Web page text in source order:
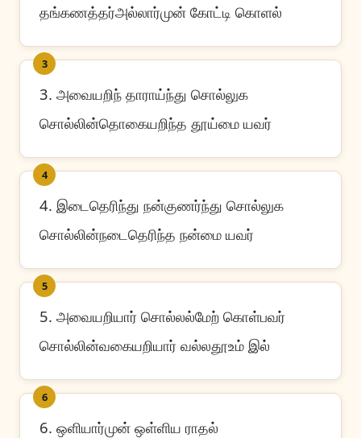
தங்கணத்தர்அல்லார்முன் கோட்டி கொளல்
3
3. அவையறிந் தாராய்ந்து சொல்லுக
சொல்லின்தொகையறிந்த தூய்மை யவர்
4
4. இடைதெரிந்து நன்குணர்ந்து சொல்லுக
சொல்லின்நடைதெரிந்த நன்மை யவர்
5
5. அவையறியார் சொல்லல்மேற் கொள்பவர்
சொல்லின்வகையறியார் வல்லதூஉம் இல்
6
6. ஒளியார்முன் ஒள்ளிய ராதல்